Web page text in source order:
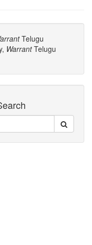
Telugu
WarrantTelugu